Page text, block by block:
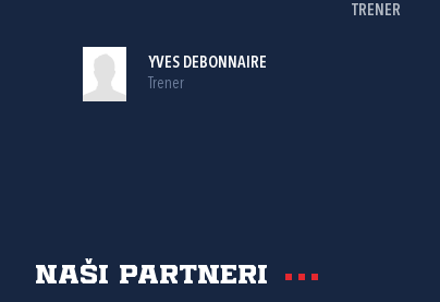
TRENER
YVES DEBONNAIRE
Trener
Naši partneri